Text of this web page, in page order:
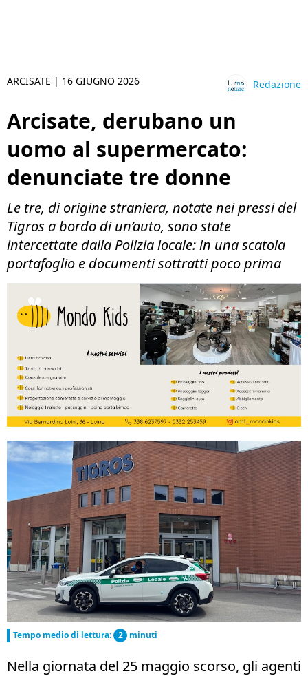
ARCISATE | 16 GIUGNO 2026 Redazione
Arcisate, derubano un
uomo al supermercato:
denunciate tre donne
Le tre, di origine straniera, notate nei pressi del
Tigros a bordo di un’auto, sono state
intercettate dalla Polizia locale: in una scatola
portafoglio e documenti sottratti poco prima
Tempo medio di lettura: 2 minuti
Nella giornata del 25 maggio scorso, gli agenti